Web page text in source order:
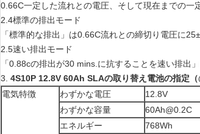
0.66C一定した流れとの電圧、そして現在までの
2.4標準の排出モード
「標準的な排出」は0.66C流れとの締切り電圧に
2.5速い排出モード
「0.88cの排出が30 mins.に抗することを速い排出」
3. 4S10P 12.8V 60Ah SLAの取り替え電池の指定
電気特徴
わずかな電圧
12.8V
わずかな容量
60Ah@0.2C
エネルギー
768Wh